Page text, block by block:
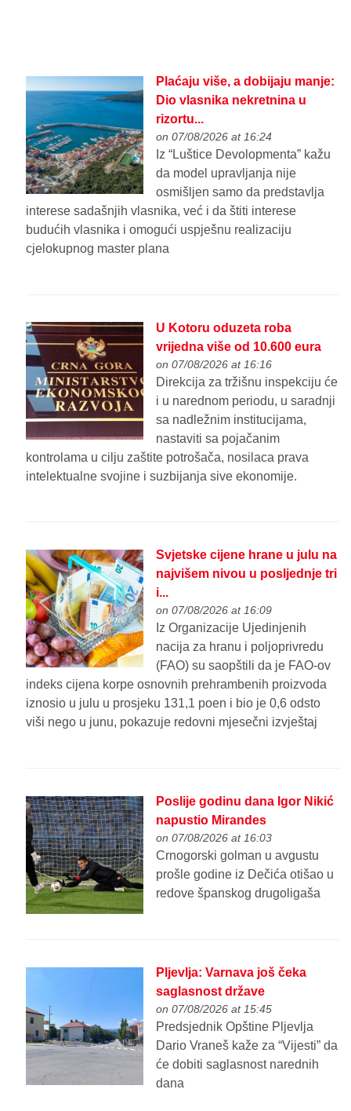
Plaćaju više, a dobijaju manje:
Dio vlasnika nekretnina u
rizortu...
on 07/08/2026 at 16:24
Iz “Luštice Devolopmenta” kažu
da model upravljanja nije
osmišljen samo da predstavlja
interese sadašnjih vlasnika, već i da štiti interese
budućih vlasnika i omogući uspješnu realizaciju
cjelokupnog master plana
U Kotoru oduzeta roba
vrijedna više od 10.600 eura
on 07/08/2026 at 16:16
Direkcija za tržišnu inspekciju će
i u narednom periodu, u saradnji
sa nadležnim institucijama,
nastaviti sa pojačanim
kontrolama u cilju zaštite potrošača, nosilaca prava
intelektualne svojine i suzbijanja sive ekonomije.
Svjetske cijene hrane u julu na
najvišem nivou u posljednje tri
i...
on 07/08/2026 at 16:09
Iz Organizacije Ujedinjenih
nacija za hranu i poljoprivredu
(FAO) su saopštili da je FAO-ov
indeks cijena korpe osnovnih prehrambenih proizvoda
iznosio u julu u prosjeku 131,1 poen i bio je 0,6 odsto
viši nego u junu, pokazuje redovni mjesečni izvještaj
Poslije godinu dana Igor Nikić
napustio Mirandes
on 07/08/2026 at 16:03
Crnogorski golman u avgustu
prošle godine iz Dečića otišao u
redove španskog drugoligaša
Pljevlja: Varnava još čeka
saglasnost države
on 07/08/2026 at 15:45
Predsjednik Opštine Pljevlja
Dario Vraneš kaže za “Vijesti” da
će dobiti saglasnost narednih
dana